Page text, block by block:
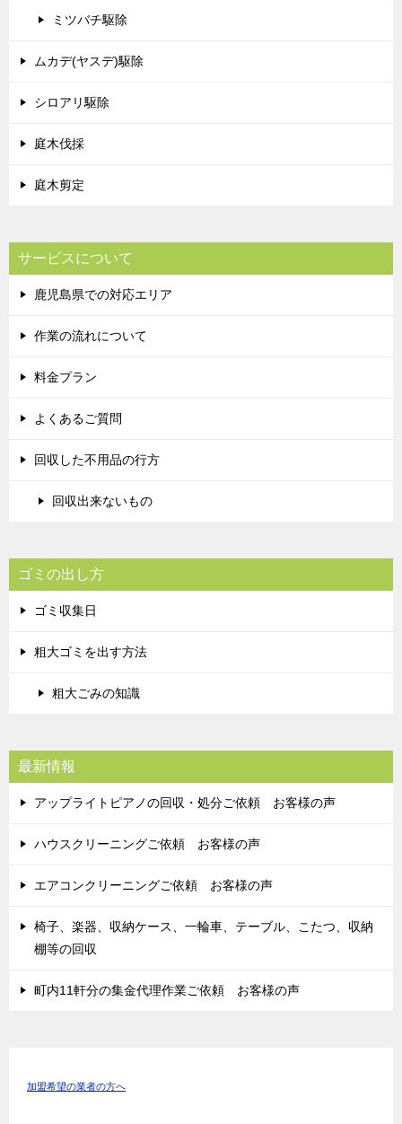
ミツバチ駆除
ムカデ(ヤスデ)駆除
シロアリ駆除
庭木伐採
庭木剪定
サービスについて
鹿児島県での対応エリア
作業の流れについて
料金プラン
よくあるご質問
回収した不用品の行方
回収出来ないもの
ゴミの出し方
ゴミ収集日
粗大ゴミを出す方法
粗大ごみの知識
最新情報
アップライトピアノの回収・処分ご依頼 お客様の声
ハウスクリーニングご依頼 お客様の声
エアコンクリーニングご依頼 お客様の声
椅子、楽器、収納ケース、一輪車、テーブル、こたつ、収納
棚等の回収
町内11軒分の集金代理作業ご依頼 お客様の声
加盟希望の業者の方へ